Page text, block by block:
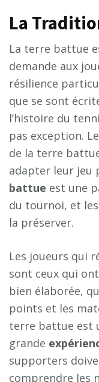
La
La terre battue
demande aux
résilience
que se sont
l’histoire du
pas exception. Le
de la terre
adapter leur jeu
battue est une
du tournoi, et
la préserver.
Les joueurs qui
sont ceux qui
bien élaborée,
points et les
terre battue est
grande
supporters
comprendre les